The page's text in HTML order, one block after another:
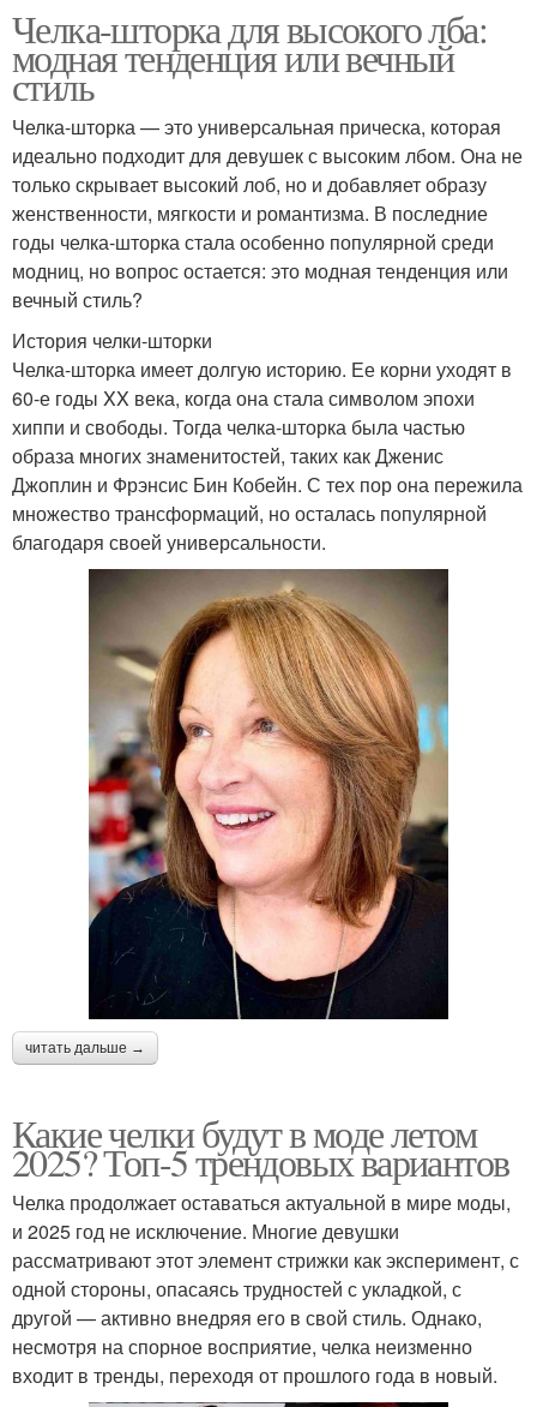
Челка-шторка для высокого лба:
модная тенденция или вечный
стиль
Челка-шторка — это универсальная прическа, которая
идеально подходит для девушек с высоким лбом. Она не
только скрывает высокий лоб, но и добавляет образу
женственности, мягкости и романтизма. В последние
годы челка-шторка стала особенно популярной среди
модниц, но вопрос остается: это модная тенденция или
вечный стиль?
История челки-шторки
Челка-шторка имеет долгую историю. Ее корни уходят в
60-е годы XX века, когда она стала символом эпохи
хиппи и свободы. Тогда челка-шторка была частью
образа многих знаменитостей, таких как Дженис
Джоплин и Фрэнсис Бин Кобейн. С тех пор она пережила
множество трансформаций, но осталась популярной
благодаря своей универсальности.
читать дальше →
Какие челки будут в моде летом
2025? Топ-5 трендовых вариантов
Челка продолжает оставаться актуальной в мире моды,
и 2025 год не исключение. Многие девушки
рассматривают этот элемент стрижки как эксперимент, с
одной стороны, опасаясь трудностей с укладкой, с
другой — активно внедряя его в свой стиль. Однако,
несмотря на спорное восприятие, челка неизменно
входит в тренды, переходя от прошлого года в новый.